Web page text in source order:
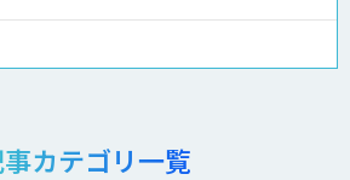
（ドシファイ）
カテゴリ一覧